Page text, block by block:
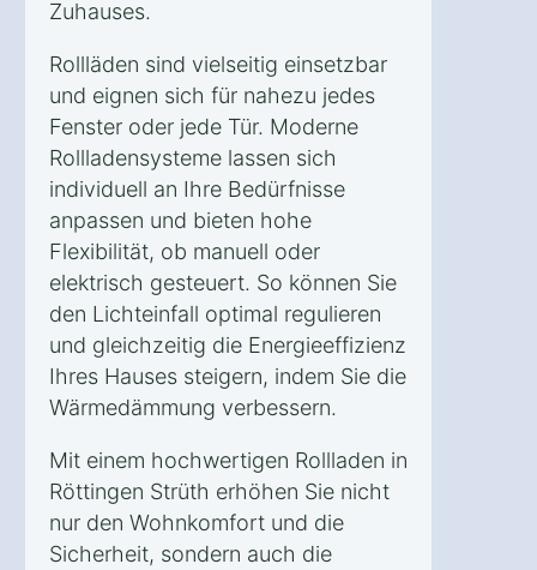
Zuhauses.
Rollläden sind vielseitig einsetzbar
und eignen sich für nahezu jedes
Fenster oder jede Tür. Moderne
Rollladensysteme lassen sich
individuell an Ihre Bedürfnisse
anpassen und bieten hohe
Flexibilität, ob manuell oder
elektrisch gesteuert. So können Sie
den Lichteinfall optimal regulieren
und gleichzeitig die Energieeffizienz
Ihres Hauses steigern, indem Sie die
Wärmedämmung verbessern.
Mit einem hochwertigen Rollladen in
Röttingen Strüth erhöhen Sie nicht
nur den Wohnkomfort und die
Sicherheit, sondern auch die